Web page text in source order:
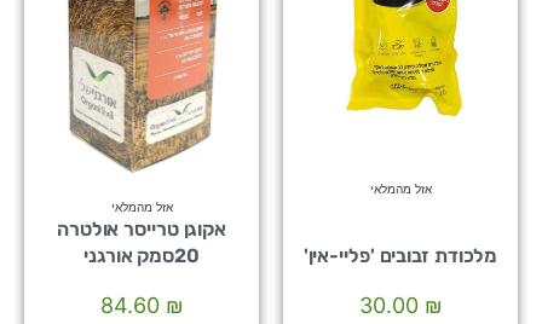
אזל מהמלאי
מלכודת זבובים 'פליי-אין'
₪
30.00
אזל מהמלאי
אקוגן טרייסר אולטרה
20סמק אורגני
₪
84.60